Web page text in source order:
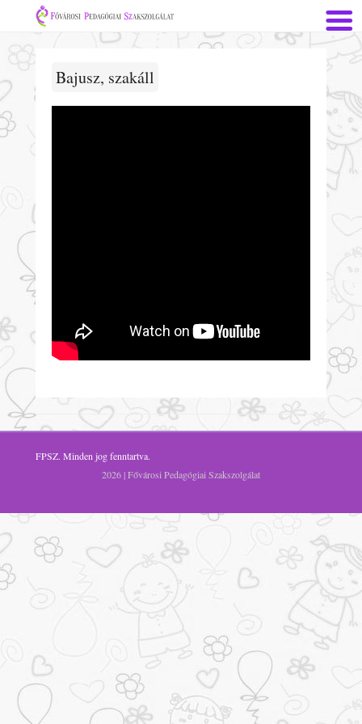
Bajusz, szakáll
FPSZ. Minden jog fenntartva.
2026 | Fővárosi Pedagógiai Szakszolgálat